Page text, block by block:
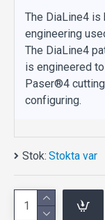
The DiaLine4
engineering
The DiaLine4
is engineered
Paser®4
configuring.
Stok: Stokta var